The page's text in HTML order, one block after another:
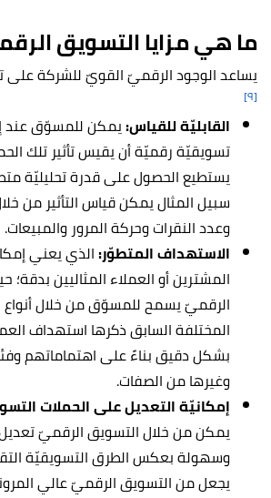
ما هي مزايا التسويق
يساعد الوجود الرقميّ القويّ للشركة على
[٩]
القابليّة للقياس:يمكن للمسوّق عند
تسويقيّة رقميّة أن يقيس تأثير تلك
يستطيع الحصول على قدرة تحليليّة
سبيل المثال يمكن قياس التأثير من
وعدد النقرات وحركة المرور والمبيعات.
الاستهداف المتطوّر:الذي يعني
المشترين أو العملاء المثاليين
الرقميّ يسمح للمسوّق من خلال
المختلفة السابق ذكرها استهداف
بشكل دقيق بناءً على اهتماماتهم
وغيرها من الصفات.
إمكانيّة التعديل على الحملات
يمكن من خلال التسويق الرقميّ
وسهولة بعكس الطرق التسويقيّة
يجعل من التسويق الرقميّ عالي